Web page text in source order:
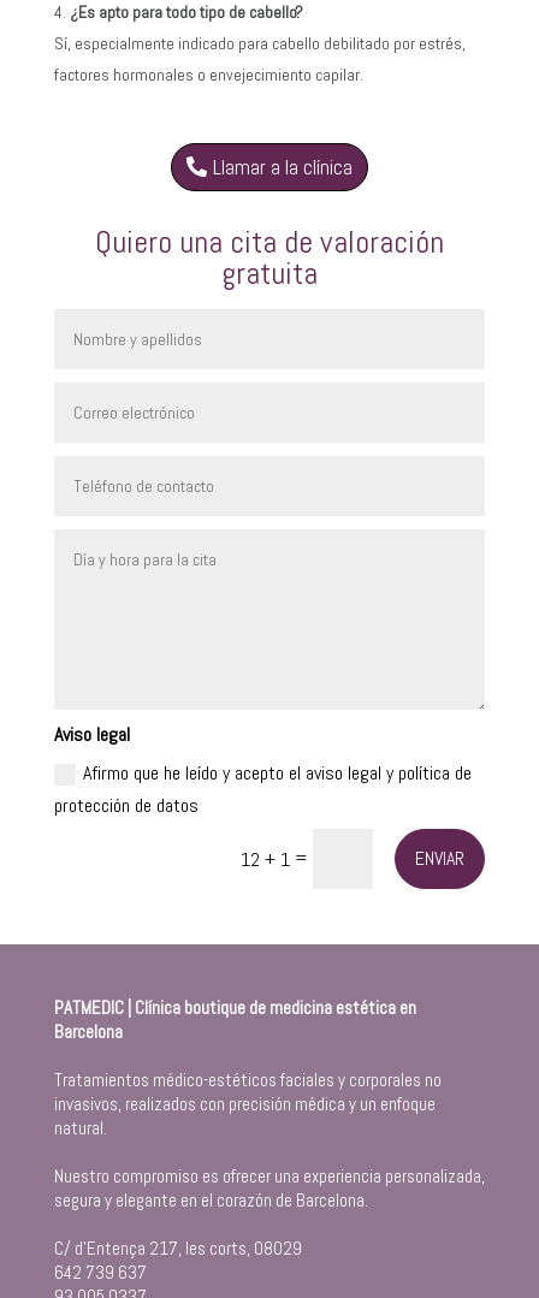
¿Es apto para todo tipo de cabello?
Sí, especialmente indicado para cabello debilitado por estrés,
factores hormonales o envejecimiento capilar.
Llamar a la clínica
Quiero una cita de valoración
gratuita
Aviso legal
Afirmo que he leído y acepto el aviso legal y política de
protección de datos
12 + 1 = ENVIAR
PATMEDIC | Clínica boutique de medicina estética en
Barcelona
Tratamientos médico-estéticos faciales y corporales no
invasivos, realizados con precisión médica y un enfoque
natural.
Nuestro compromiso es ofrecer una experiencia personalizada,
segura y elegante en el corazón de Barcelona.
C/ d’Entença 217, les corts, 08029
642 739 637